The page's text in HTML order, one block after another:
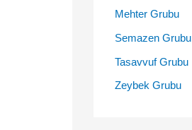
Mehter Grubu
Semazen Grubu
Tasavvuf Grubu
Zeybek Grubu